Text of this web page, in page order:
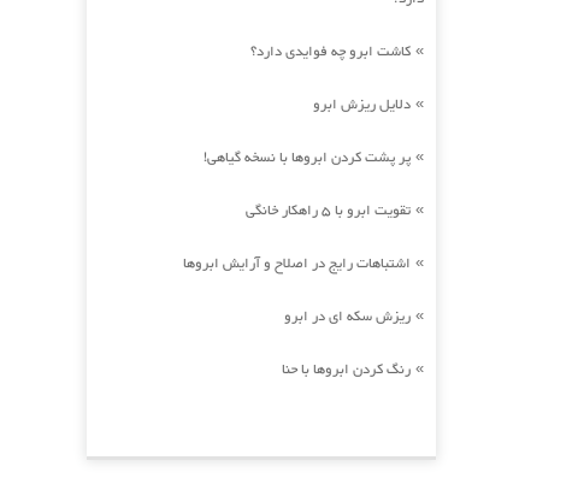
» کاشت ابرو چه فوایدی دارد؟
» دلایل ریزش ابرو
» پر پشت کردن ابروها با نسخه گیاهی!
» تقویت ابرو با 5 راهکار خانگی
» اشتباهات رایج در اصلاح و آرایش ابروها
» ریزش سکه ای در ابرو
» رنگ کردن ابروها با حنا